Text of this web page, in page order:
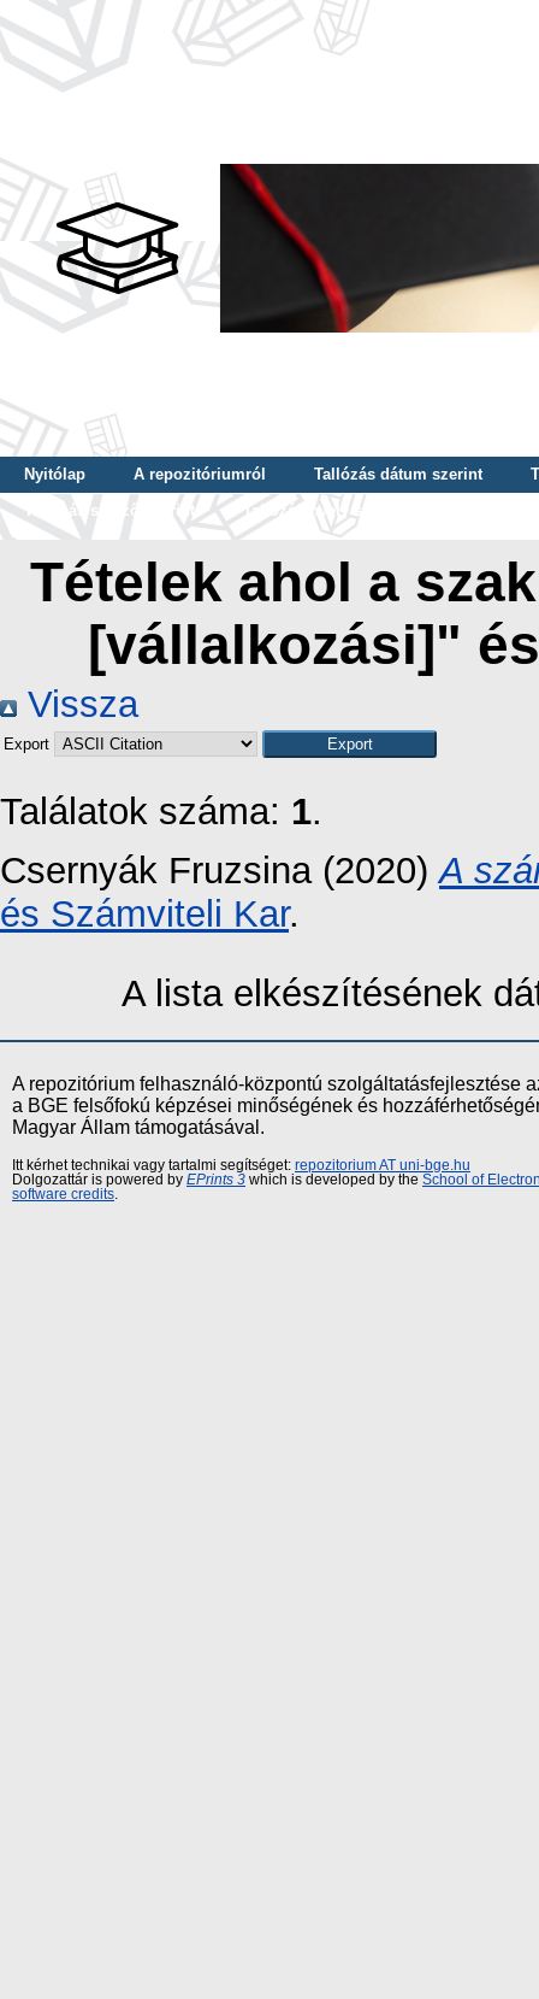
Nyitólap A repozitóriumról Tallózás dátum szerint
Tallózás szerző szerint
Tallózás nyelv szerint
Tételek ahol a
[vállalkozási]"
Vissza
Export
Találatok száma: 1.
Csernyák Fruzsina (2020)A
és Számviteli Kar.
A lista elkészítésének
A repozitórium felhasználó-központú szolgáltatásfejlesztése
a BGE felsőfokú képzései minőségének és
Magyar Állam támogatásával.
Itt kérhet technikai vagy tartalmi segítséget: repozitorium AT uni-bge.hu
Dolgozattár is powered by EPrints 3 which is developed by the School of
software credits